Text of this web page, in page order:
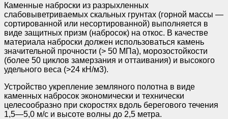
Каменные наброски из разрыхленных
слабовыветриваемых скальных грунтах (горной массы —
сортированной или несортированной) выполняется в
виде защитных призм (набросок) на откос. В качестве
материала наброски должен использоваться камень
значительной прочности (> 50 МПа), морозостойкости
(более 50 циклов замерзания и оттаивания) и высокого
удельного веса (>24 кН/м3).
Устройство укрепление земляного полотна в виде
каменных набросок экономически и технически
целесообразно при скоростях вдоль берегового течения
1,5—5,0 м/с и высоте волны до 2,5 метра.